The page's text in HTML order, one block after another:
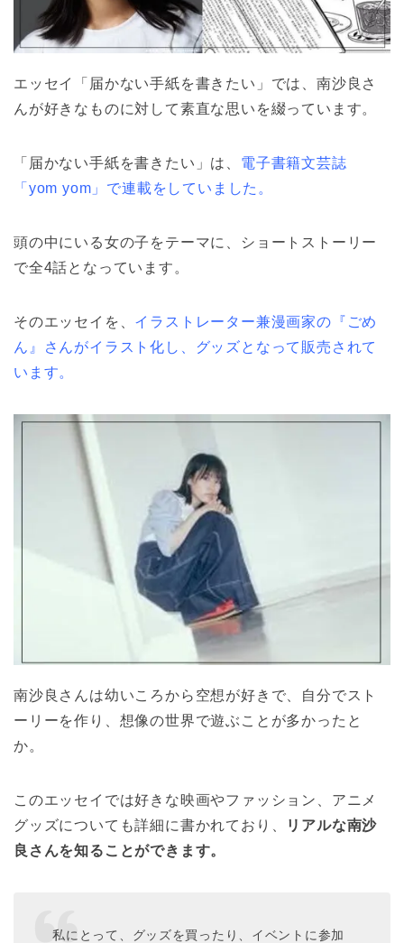
エッセイ「届かない手紙を書きたい」では、南沙良さ
んが好きなものに対して素直な思いを綴っています。
「届かない手紙を書きたい」は、 電子書籍文芸誌
「yom yom」で連載をしていました。
頭の中にいる女の子をテーマに、ショートストーリー
で全4話となっています。
そのエッセイを、 イラストレーター兼漫画家の『ごめ
ん』さんがイラスト化し、グッズとなって販売されて
います。
南沙良さんは幼いころから空想が好きで、自分でスト
ーリーを作り、想像の世界で遊ぶことが多かったと
か。
このエッセイでは好きな映画やファッション、アニメ
グッズについても詳細に書かれており、
リアルな南沙
良さんを知ることができます。
私にとって、グッズを買ったり、イベントに参加